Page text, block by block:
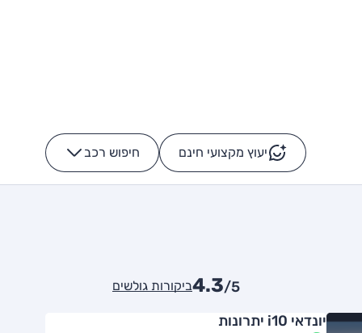
יעוץ מקצועי חינם חיפוש רכב -
4.3/5 ביקורות גולשים
יונדאי i10 יתרונות